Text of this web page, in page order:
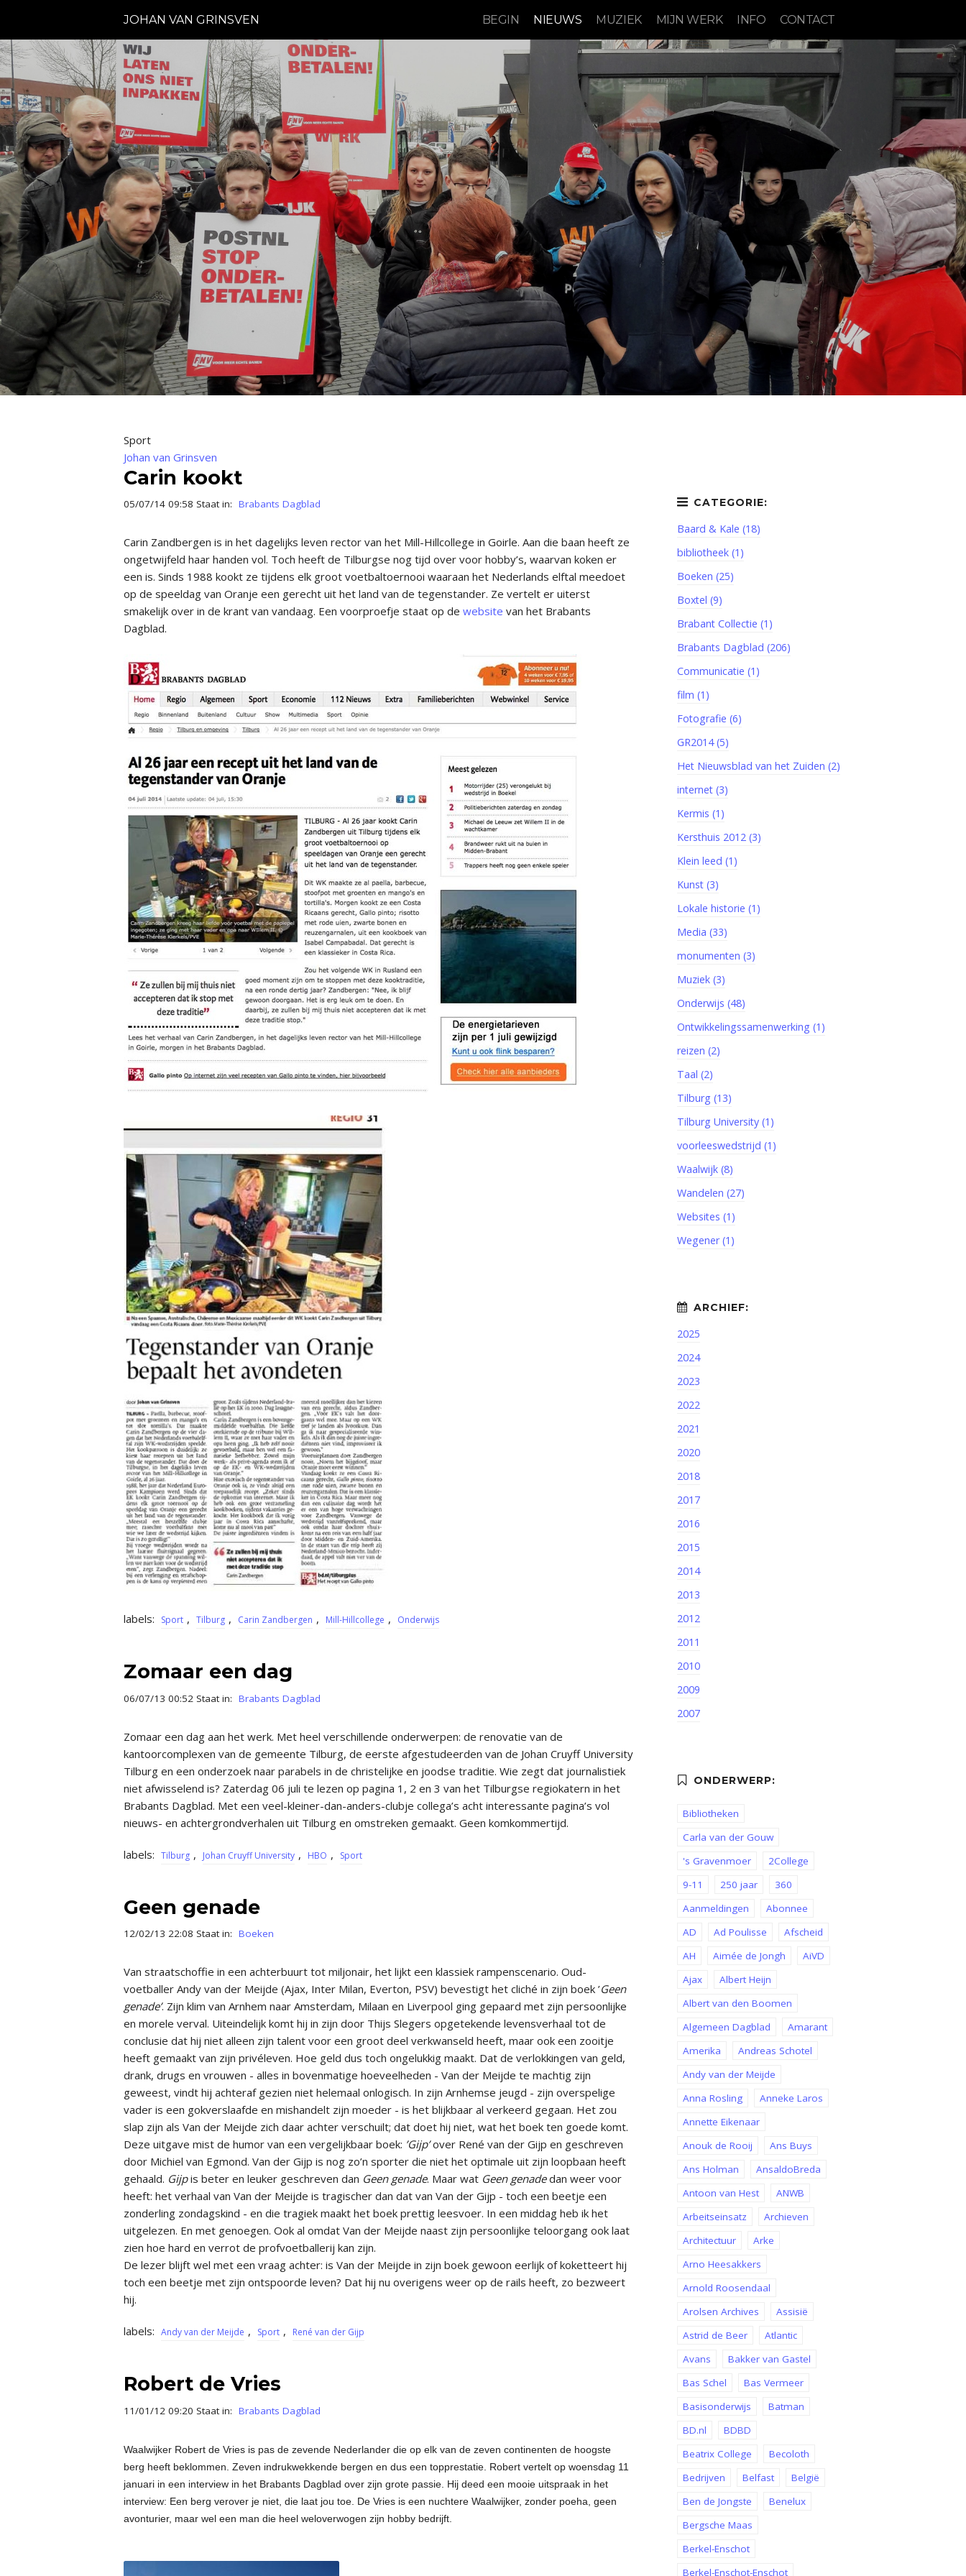
JOHAN VAN GRINSVEN BEGIN NIEUWS MUZIEK MIJN WERK INFO CONTACT
Sport
Johan van Grinsven
Carin kookt
05/07/14 09:58 Staat in: Brabants Dagblad
Carin Zandbergen is in het dagelijks leven rector van het Mill-Hillcollege in Goirle. Aan die baan heeft ze
ongetwijfeld haar handen vol. Toch heeft de Tilburgse nog tijd over voor hobby’s, waarvan koken er
een is. Sinds 1988 kookt ze tijdens elk groot voetbaltoernooi waaraan het Nederlands elftal meedoet
op de speeldag van Oranje een gerecht uit het land van de tegenstander. Ze vertelt er uiterst
smakelijk over in de krant van vandaag. Een voorproefje staat op de website van het Brabants
Dagblad.
labels: Sport , Tilburg , Carin Zandbergen , Mill-Hillcollege , Onderwijs
Zomaar een dag
06/07/13 00:52 Staat in: Brabants Dagblad
Zomaar een dag aan het werk. Met heel verschillende onderwerpen: de renovatie van de
kantoorcomplexen van de gemeente Tilburg, de eerste afgestudeerden van de Johan Cruyff University
Tilburg en een onderzoek naar parabels in de christelijke en joodse traditie. Wie zegt dat journalistiek
niet afwisselend is? Zaterdag 06 juli te lezen op pagina 1, 2 en 3 van het Tilburgse regiokatern in het
Brabants Dagblad. Met een veel-kleiner-dan-anders-clubje collega’s acht interessante pagina’s vol
nieuws- en achtergrondverhalen uit Tilburg en omstreken gemaakt. Geen komkommertijd.
labels: Tilburg , Johan Cruyff University , HBO , Sport
Geen genade
12/02/13 22:08 Staat in: Boeken
Van straatschoffie in een achterbuurt tot miljonair, het lijkt een klassiek rampenscenario. Oud-
voetballer Andy van der Meijde (Ajax, Inter Milan, Everton, PSV) bevestigt het cliché in zijn boek ’Geen
genade’. Zijn klim van Arnhem naar Amsterdam, Milaan en Liverpool ging gepaard met zijn persoonlijke
en morele verval. Uiteindelijk komt hij in zijn door Thijs Slegers opgetekende levensverhaal tot de
conclusie dat hij niet alleen zijn talent voor een groot deel verkwanseld heeft, maar ook een zooitje
heeft gemaakt van zijn privéleven. Hoe geld dus toch ongelukkig maakt. Dat de verlokkingen van geld,
drank, drugs en vrouwen - alles in bovenmatige hoeveelheden - Van der Meijde te machtig zijn
geweest, vindt hij achteraf gezien niet helemaal onlogisch. In zijn Arnhemse jeugd - zijn overspelige
vader is een gokverslaafde en mishandelt zijn moeder - is het blijkbaar al verkeerd gegaan. Het zou
slap zijn als Van der Meijde zich daar achter verschuilt; dat doet hij niet, wat het boek ten goede komt.
Deze uitgave mist de humor van een vergelijkbaar boek: ’Gijp’over René van der Gijp en geschreven
door Michiel van Egmond. Van der Gijp is nog zo’n sporter die niet het optimale uit zijn loopbaan heeft
gehaald. Gijpis beter en leuker geschreven dan Geen genade. Maar wat Geen genadedan weer voor
heeft: het verhaal van Van der Meijde is tragischer dan dat van Van der Gijp - toch een beetje een
zonderling zondagskind - en die tragiek maakt het boek prettig leesvoer. In een middag heb ik het
uitgelezen. En met genoegen. Ook al omdat Van der Meijde naast zijn persoonlijke teloorgang ook laat
zien hoe hard en verrot de profvoetballerij kan zijn.
De lezer blijft wel met een vraag achter: is Van der Meijde in zijn boek gewoon eerlijk of koketteert hij
toch een beetje met zijn ontspoorde leven? Dat hij nu overigens weer op de rails heeft, zo bezweert
hij.
labels: Andy van der Meijde , Sport , René van der Gijp
Robert de Vries
11/01/12 09:20 Staat in: Brabants Dagblad
Waalwijker Robert de Vries is pas de zevende Nederlander die op elk van de zeven continenten de hoogste
berg heeft beklommen. Zeven indrukwekkende bergen en dus een topprestatie. Robert vertelt op woensdag 11
januari in een interview in het Brabants Dagblad over zijn grote passie. Hij deed een mooie uitspraak in het
interview: Een berg verover je niet, die laat jou toe. De Vries is een nuchtere Waalwijker, zonder poeha, geen
avonturier, maar wel een man die heel weloverwogen zijn hobby bedrijft.
Baard & Kale (18)
bibliotheek (1)
Boeken (25)
Boxtel (9)
Brabant Collectie (1)
Brabants Dagblad (206)
Communicatie (1)
film (1)
Fotografie (6)
GR2014 (5)
Het Nieuwsblad van het Zuiden (2)
internet (3)
Kermis (1)
Kersthuis 2012 (3)
Klein leed (1)
Kunst (3)
Lokale historie (1)
Media (33)
monumenten (3)
Muziek (3)
Onderwijs (48)
Ontwikkelingssamenwerking (1)
reizen (2)
Taal (2)
Tilburg (13)
Tilburg University (1)
voorleeswedstrijd (1)
Waalwijk (8)
Wandelen (27)
Websites (1)
Wegener (1)
2025
2024
2023
2022
2021
2020
2018
2017
2016
2015
2014
2013
2012
2011
2010
2009
2007
Bibliotheken
Carla van der Gouw
's Gravenmoer
2College
9-11
250 jaar
360
Aanmeldingen
Abonnee
AD
Ad Poulisse
Afscheid
AH
Aimée de Jongh
AiVD
Ajax
Albert Heijn
Albert van den Boomen
Algemeen Dagblad
Amarant
Amerika
Andreas Schotel
Andy van der Meijde
Anna Rosling
Anneke Laros
Annette Eikenaar
Anouk de Rooij
Ans Buys
Ans Holman
AnsaldoBreda
Antoon van Hest
ANWB
Arbeitseinsatz
Archieven
Architectuur
Arke
Arno Heesakkers
Arnold Roosendaal
Arolsen Archives
Assisië
Astrid de Beer
Atlantic
Avans
Bakker van Gastel
Bas Schel
Bas Vermeer
Basisonderwijs
Batman
BD.nl
BDBD
Beatrix College
Becoloth
Bedrijven
Belfast
België
Ben de Jongste
Benelux
Bergsche Maas
Berkel-Enschot
Berkel-Enschot-Enschot